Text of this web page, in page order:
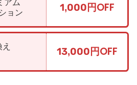
アム
ョン
1,000円OFF
13,000円OFF